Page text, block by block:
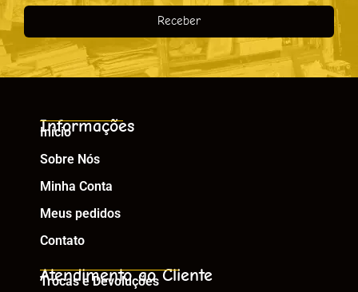
Receber
Informações
Início
Sobre Nós
Minha Conta
Meus pedidos
Contato
Atendimento ao Cliente
Trocas e Devoluções